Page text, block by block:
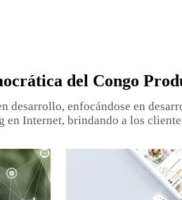
del Congo
desarrollo, enfocándose en
Internet, brindando a los